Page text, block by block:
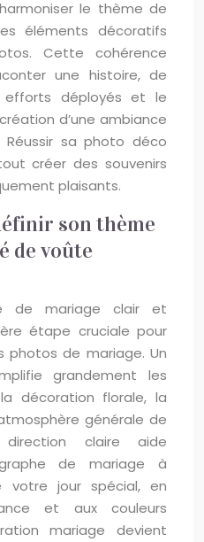
le thème de
éléments décoratifs
Cette cohérence
une histoire, de
déployés et le
d’une ambiance
Réussir sa photo déco
créer des souvenirs
plaisants.
son thème
de voûte
de mariage clair et
étape cruciale pour
photos de mariage. Un
grandement les
décoration florale, la
générale de
direction claire aide
de mariage à
votre jour spécial, en
et aux couleurs
mariage devient